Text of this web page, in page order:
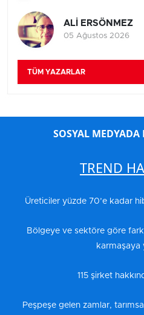
ALİ ERSÖNMEZ
05 Ağustos 2026
TÜM YAZARLAR
SOSYAL
TREND
Üreticiler yüzde 70’e kadar
Bölgeye ve sektöre göre
karmaşaya
115 şirket
Peşpeşe gelen zamlar,